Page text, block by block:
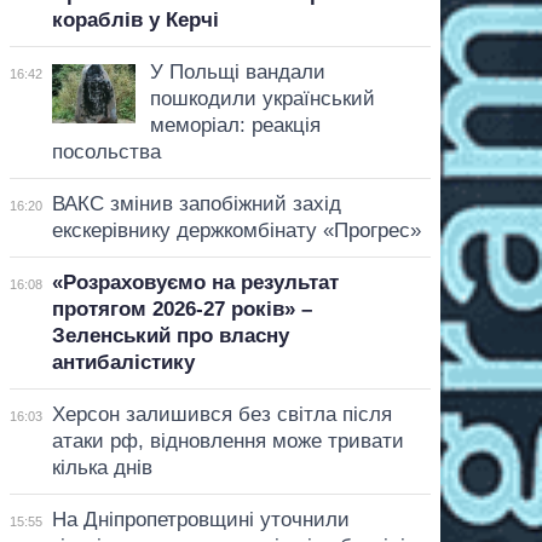
кораблів у Керчі
16:42
У Польщі вандали
пошкодили український
меморіал: реакція
посольства
16:20
ВАКС змінив запобіжний захід
екскерівнику держкомбінату «Прогрес»
16:08
«Розраховуємо на результат
протягом 2026-27 років» –
Зеленський про власну
антибалістику
16:03
Херсон залишився без світла після
атаки рф, відновлення може тривати
кілька днів
15:55
На Дніпропетровщині уточнили